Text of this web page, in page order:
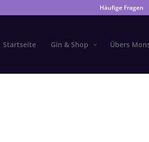
Häufige Fragen
Startseite Gin & Shop Übers